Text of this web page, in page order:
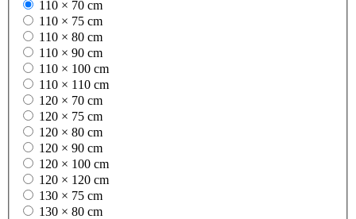
110 × 70 cm
110 × 75 cm
110 × 80 cm
110 × 90 cm
110 × 100 cm
110 × 110 cm
120 × 70 cm
120 × 75 cm
120 × 80 cm
120 × 90 cm
120 × 100 cm
120 × 120 cm
130 × 75 cm
130 × 80 cm